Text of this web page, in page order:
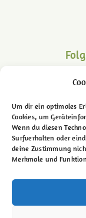
Um dir ein optimales
Cookies, um
Wenn du diesen
Surfverhalten oder
deine Zustimmung
Merkmale und